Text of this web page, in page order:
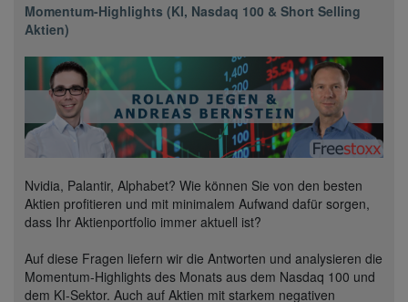
Momentum-Highlights (KI, Nasdaq 100 & Short Selling
Aktien)
Nvidia, Palantir, Alphabet? Wie können Sie von den besten
Aktien profitieren und mit minimalem Aufwand dafür sorgen,
dass Ihr Aktienportfolio immer aktuell ist?
Auf diese Fragen liefern wir die Antworten und analysieren die
Momentum-Highlights des Monats aus dem Nasdaq 100 und
dem KI-Sektor. Auch auf Aktien mit starkem negativen